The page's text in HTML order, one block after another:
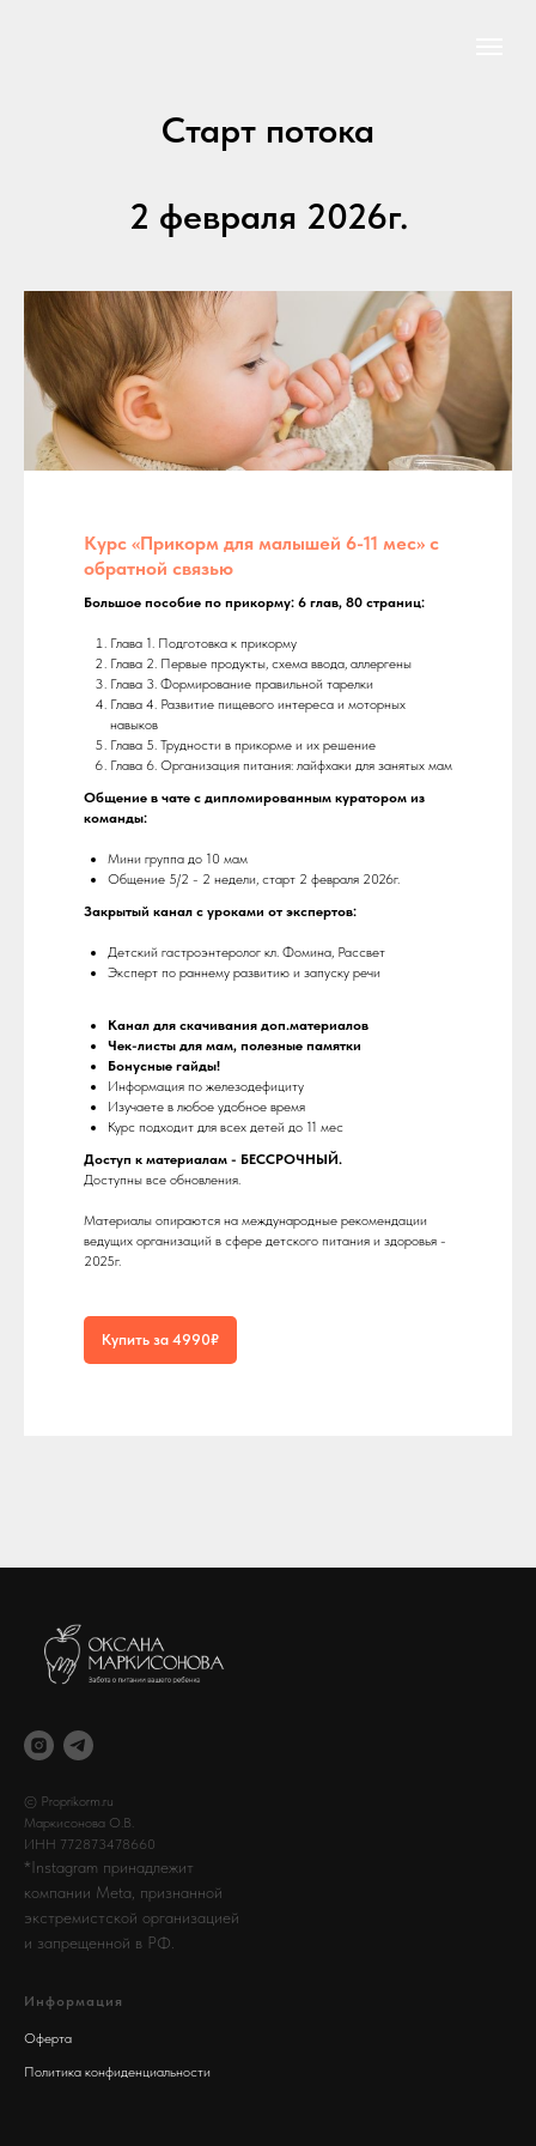
Старт потока
2 февраля 2026г.
Курс «Прикорм для малышей 6-11 мес» с
обратной связью
Большое пособие по прикорму: 6 глав, 80 страниц:
Глава 1. Подготовка к прикорму
Глава 2. Первые продукты, схема ввода, аллергены
Глава 3. Формирование правильной тарелки
Глава 4. Развитие пищевого интереса и моторных
навыков
Глава 5. Трудности в прикорме и их решение
Глава 6. Организация питания: лайфхаки для занятых мам
Общение в чате с дипломированным куратором из
команды:
Мини группа до 10 мам
Общение 5/2 - 2 недели, старт 2 февраля 2026г.
Закрытый канал с уроками от экспертов:
Детский гастроэнтеролог кл. Фомина, Рассвет
Эксперт по раннему развитию и запуску речи
Канал для скачивания доп.материалов
Чек-листы для мам, полезные памятки
Бонусные гайды!
Информация по железодефициту
Изучаете в любое удобное время
Курс подходит для всех детей до 11 мес
Доступ к материалам - БЕССРОЧНЫЙ.
Доступны все обновления.
Материалы опираются на международные рекомендации
ведущих организаций в сфере детского питания и здоровья -
2025г.
Купить за 4990₽
© Proprikorm.ru
Маркисонова О.В.
ИНН 772873478660
*Instagram принадлежит
компании Meta, признанной
экстремистской организацией
и запрещенной в РФ.
Информация
Оферта
Политика конфиденциальности